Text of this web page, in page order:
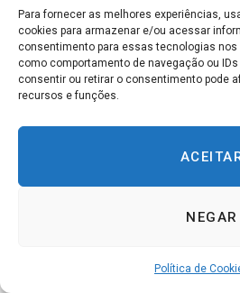
Para fornecer as melhores experiências,
cookies para armazenar e/ou acessar
consentimento para essas tecnologias nos
como comportamento de navegação ou
consentir ou retirar o consentimento pode
recursos e funções.
NEGAR
Política de
livros e consultor corporativo, o
em desmistificar o místico para
tenham todas as ferramentas
fazer mudanças mensuráveis ​​em
Dr. Joe Dispenza,